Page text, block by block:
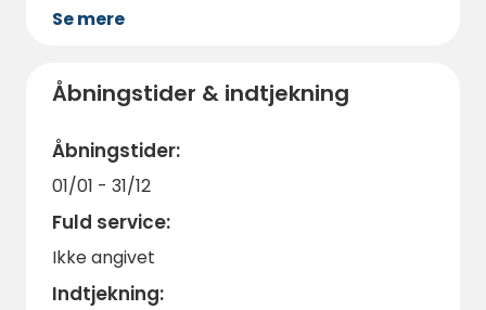
Se mere
Åbningstider & indtjekning
Åbningstider:
01/01 - 31/12
Fuld service:
Ikke angivet
Indtjekning: